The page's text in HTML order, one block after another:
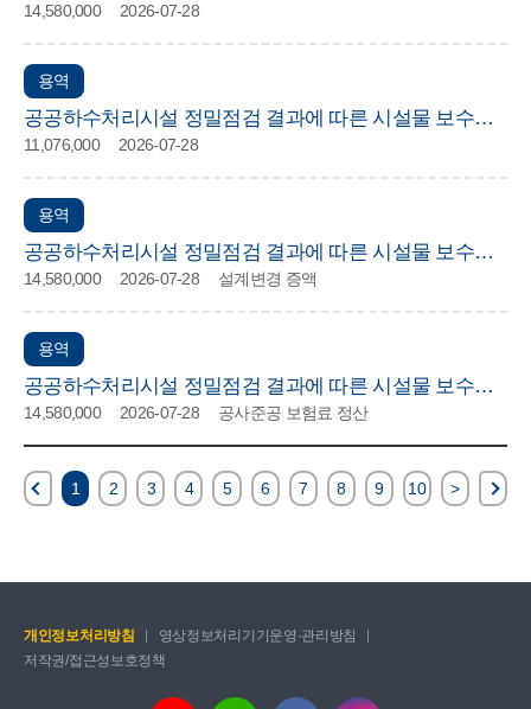
사 실시설계용역(토목)
14,580,000 2026-07-28
용역
공공하수처리시설 정밀점검 결과에 따른 시설물 보수공
사 실시설계용역(건축)
11,076,000 2026-07-28
용역
공공하수처리시설 정밀점검 결과에 따른 시설물 보수공
사 실시설계용역(토목)
14,580,000 2026-07-28 설계변경 증액
용역
공공하수처리시설 정밀점검 결과에 따른 시설물 보수공
사 실시설계용역(토목)
14,580,000 2026-07-28 공사준공 보험료 정산
1 2 3 4 5 6 7 8 9 10 >
개인정보처리방침
영상정보처리기기운영·관리방침
저작권/접근성보호정책